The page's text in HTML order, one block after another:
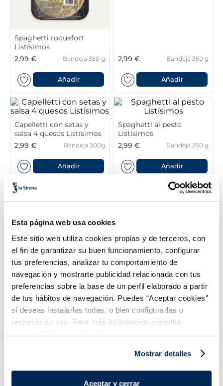
Esta página web usa cookies
Este sitio web utiliza cookies propias y de terceros, con
el fin de garantizar su buen funcionamiento, configurar
tus preferencias, analizar tu comportamiento de
navegación y mostrarte publicidad relacionada con tus
preferencias sobre la base de un perfil elaborado a partir
de tus hábitos de navegación. Puedes “Aceptar cookies”
si deseas instalarlas todas, o bien configurarlas o
rechazar su uso. Para más información consulta
nuestraPolítica de Cookies.
Mostrar detalles
Aceptar y cerrar
Spaghetti roquefort
Listísimos
2,99 €
Bandeja 350 g
Añadir
2,99 € Bandeja 350 g
Añadir
Capelletti con setas y
salsa 4 quesos Listísimos
2,99 €
Bandeja 300g
Añadir
Spaghetti al pesto
Listísimos
2,99 €
Bandeja 350 g
Añadir
Spaghetti boloñesa
2,99 €
Bandeja 350g
Añadir
Tallarines Carbonara
2,99 €
Bandeja 350g
Añadir
canelones
. pollo